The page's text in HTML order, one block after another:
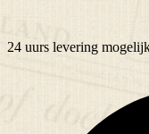
24 uurs levering